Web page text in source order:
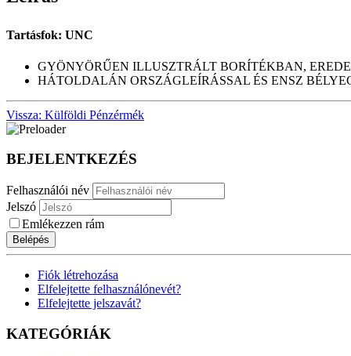
Tartásfok: UNC
GYÖNYÖRŰEN ILLUSZTRÁLT BORÍTÉKBAN,
HÁTOLDALÁN ORSZÁGLEÍRÁSSAL ÉS ENSZ
Vissza: Külföldi Pénzérmék
BEJELENTKEZÉS
Felhasználói név
Jelszó
Emlékezzen rám
Belépés
Fiók létrehozása
Elfelejtette felhasználónevét?
Elfelejtette jelszavát?
KATEGÓRIÁK